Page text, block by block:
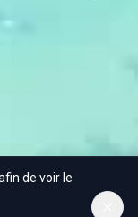
Ltd
de voir le